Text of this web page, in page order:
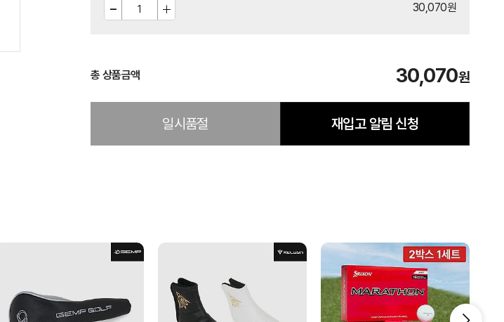
30,070원
총 상품금액 30,070원
일시품절 재입고 알림 신청